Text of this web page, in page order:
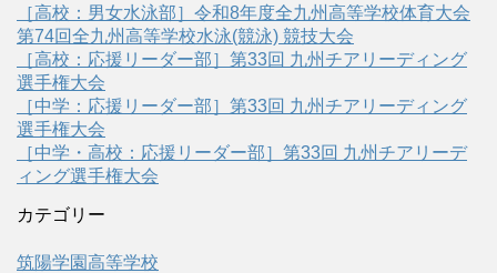
［高校：男女水泳部］令和8年度全九州高等学校体育大会
第74回全九州高等学校水泳(競泳) 競技大会
［高校：応援リーダー部］第33回 九州チアリーディング
選手権大会
［中学：応援リーダー部］第33回 九州チアリーディング
選手権大会
［中学・高校：応援リーダー部］第33回 九州チアリーデ
ィング選手権大会
カテゴリー
筑陽学園高等学校